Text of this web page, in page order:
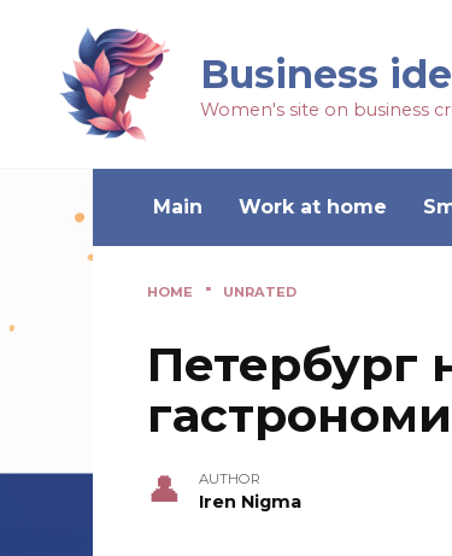
Business
Women's site on business
Main Work at home
HOME " UNRATED
Петербург
AUTHOR
Iren Nigma